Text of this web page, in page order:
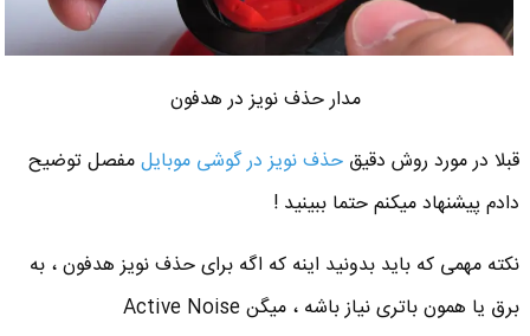
مدار حذف نویز در هدفون
قبلا در مورد روش دقیق حذف نویز در گوشی موبایلمفصل توضیح
دادم پیشنهاد میکنم حتما ببینید !
نکته مهمی که باید بدونید اینه که اگه برای حذف نویز هدفون ، به
برق یا همون باتری نیاز باشه ، میگن Active Noise